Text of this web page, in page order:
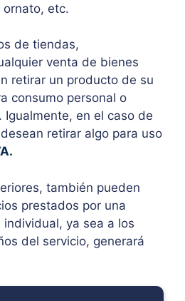
etc.
de tiendas,
venta de bienes
retirar un producto de su
consumo personal o
Igualmente, en el caso de
retirar algo para uso
también pueden
prestados por una
individual, ya sea a los
del servicio, generará